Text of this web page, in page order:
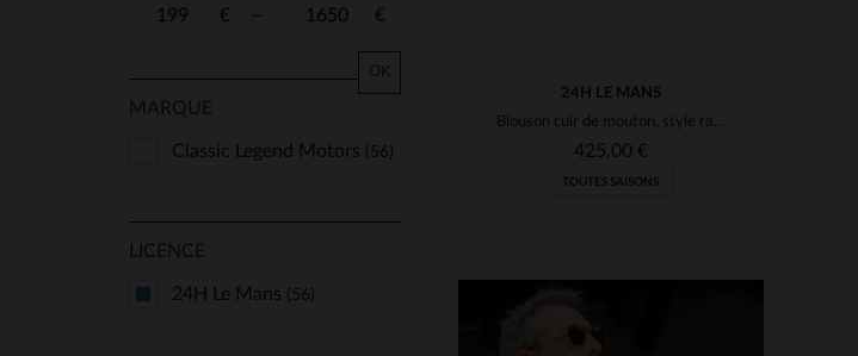
€ €
OK
MARQUE
Classic Legend Motors (56)
LICENCE
24H Le Mans (56)
24H LE MANS
Blouson cuir de mouton, style racer, inspiré des 24 Heures du Mans.
425,00 €
TOUTES SAISONS